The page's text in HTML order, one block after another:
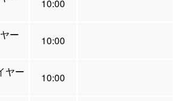
10:00
ー
10:00
ヤー
10:00